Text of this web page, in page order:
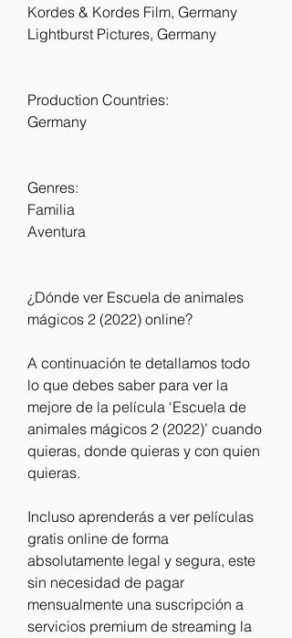
Kordes & Kordes Film, Germany
Lightburst Pictures, Germany
Production Countries:
Germany
Genres:
Familia
Aventura
¿Dónde ver Escuela de animales
mágicos 2 (2022) online?
A continuación te detallamos todo
lo que debes saber para ver la
mejore de la película ‘Escuela de
animales mágicos 2 (2022)’ cuando
quieras, donde quieras y con quien
quieras.
Incluso aprenderás a ver películas
gratis online de forma
absolutamente legal y segura, este
sin necesidad de pagar
mensualmente una suscripción a
servicios premium de streaming la